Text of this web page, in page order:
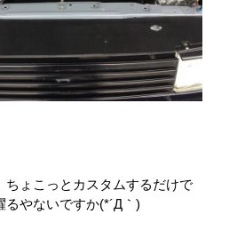
ちょこっとカスタムするだけで
るやないですか(*´Д｀)